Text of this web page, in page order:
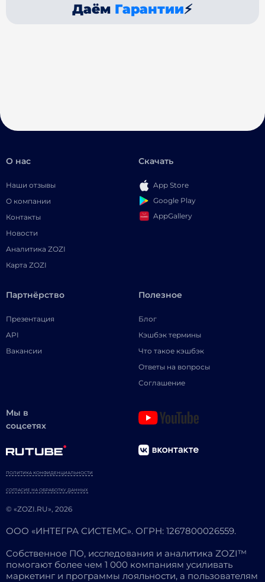
Даём Гарантии⚡
О нас
Наши отзывы
О компании
Контакты
Новости
Аналитика ZOZI
Карта ZOZI
Скачать
App Store
Google Play
AppGallery
Партнёрство
Презентация
API
Вакансии
Полезное
Блог
Кэшбэк термины
Что такое кэшбэк
Ответы на вопросы
Соглашение
Мы в
соцсетях
© «ZOZI.RU», 2026
ПОЛИТИКА КОНФИДЕНЦИАЛЬНОСТИ
СОГЛАСИЕ НА ОБРАБОТКУ ДАННЫХ
ООО «ИНТЕГРА СИСТЕМС». ОГРН: 1267800026559.
Собственное ПО, исследования и аналитика ZOZI™
помогают более чем 1 000 компаниям усиливать
маркетинг и программы лояльности, а пользователям